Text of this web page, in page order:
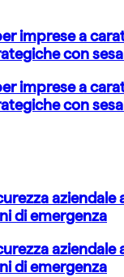
imprese a
con
imprese a
con
aziendale
di emergenza
aziendale
di emergenza